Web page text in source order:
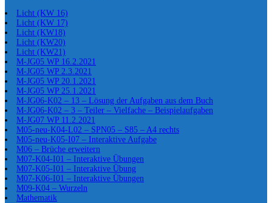
Licht (KW 16)
Licht (KW 17)
Licht (KW18)
Licht (KW20)
Licht (KW21)
M-JG05 WP 16.2.2021
M-JG05 WP 2.3.2021
M-JG05 WP 20.1.2021
M-JG05 WP 25.1.2021
M-JG06-K02 – 13 – Lösung der Aufgaben aus dem Buch
M-JG06-K02 – 3 – Teiler – Vielfache – Beispielaufgaben
M-JG07 WP 11.2.2021
M05-neu-K04-L02 – SPN05 – S85 – A4 rechts
M05-neu-K05-I07 – Interaktive Aufgabe
M06 – Brüche erweitern
M07-K04-I01 – Interaktive Übungen
M07-K05-I01 – Interaktive Übung
M07-K06-I01 – Interaktive Übungen
M09-K04 – Wurzeln
Mathematik